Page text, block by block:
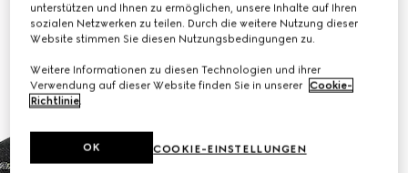
unterstützen und Ihnen zu ermöglichen, unsere Inhalte auf Ihren
sozialen Netzwerken zu teilen. Durch die weitere Nutzung dieser
Website stimmen Sie diesen Nutzungsbedingungen zu.
Weitere Informationen zu diesen Technologien und ihrer
Verwendung auf dieser Website finden Sie in unserer Cookie-
Richtlinie.
COOKIE-EINSTELLUNGEN
OK